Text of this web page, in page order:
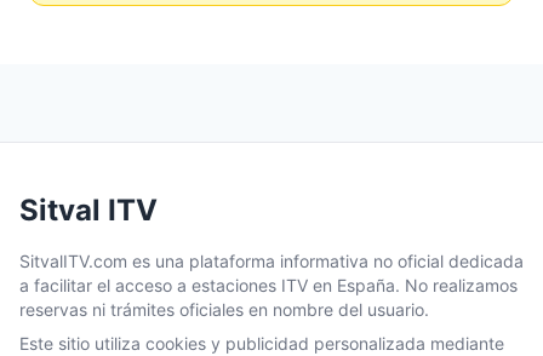
Sitval ITV
SitvalITV.com es una plataforma informativa no oficial dedicada
a facilitar el acceso a estaciones ITV en España. No realizamos
reservas ni trámites oficiales en nombre del usuario.
Este sitio utiliza cookies y publicidad personalizada mediante